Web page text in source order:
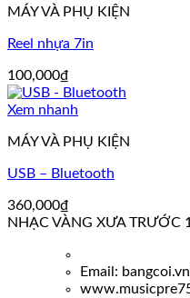
MÁY VÀ PHỤ KIỆN
Reel nhựa 7in
100,000₫
Xem nhanh
MÁY VÀ PHỤ KIỆN
USB – Bluetooth
360,000₫
NHẠC VÀNG XƯA TRƯỚC
Email: